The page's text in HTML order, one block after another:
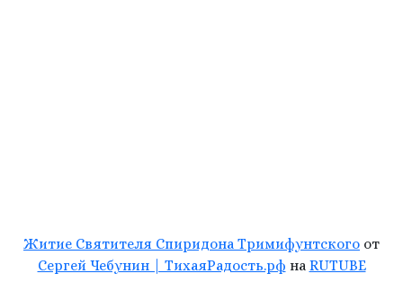
Житие Святителя Спиридона Тримифунтского от
Сергей Чебунин | ТихаяРадость.рф на RUTUBE